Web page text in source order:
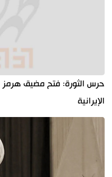
حرس الثورة: فتح مضيق
الإيرانية